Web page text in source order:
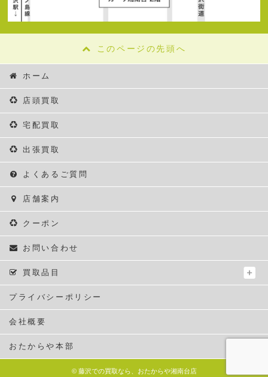
このページの先頭へ
ホーム
店頭買取
宅配買取
出張買取
よくあるご質問
店舗案内
クーポン
お問い合わせ
買取品目
プライバシーポリシー
会社概要
おたからや本部
© 藤沢での買取なら、おたからや湘南台店